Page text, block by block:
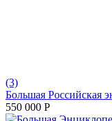
(3)
Большая Российская
550 000 Р